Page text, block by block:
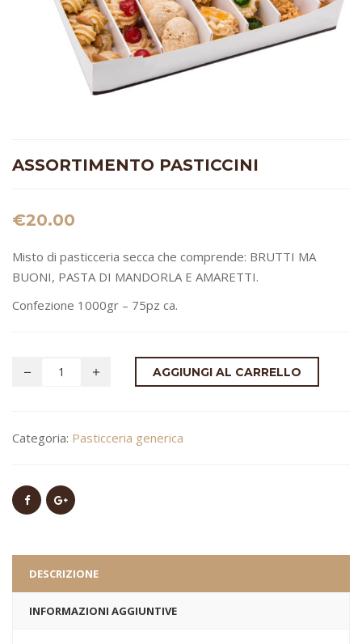
ASSORTIMENTO PASTICCINI
€20.00
Misto di pasticceria secca che comprende: BRUTTI MA
BUONI, PASTA DI MANDORLA E AMARETTI.
Confezione 1000gr – 75pz ca.
AGGIUNGI AL CARRELLO
Categoria: Pasticceria generica
DESCRIZIONE
INFORMAZIONI AGGIUNTIVE